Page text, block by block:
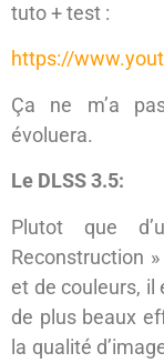
tuto + test :
https://
Ça ne m’a
évoluera.
Le DLSS 3.5:
Plutot que
Reconstruction
et de couleurs, il
de plus beaux
la qualité